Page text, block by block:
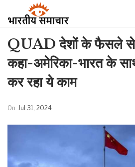
QUAD देशों के फैसले से
कहा-अमेरिका-भारत के
कर रहा ये काम
On Jul 31, 2024